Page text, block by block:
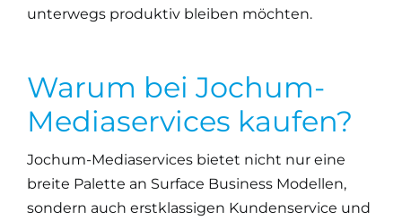
unterwegs produktiv bleiben möchten.
Warum bei Jochum-
Mediaservices kaufen?
Jochum-Mediaservices bietet nicht nur eine
breite Palette an Surface Business Modellen,
sondern auch erstklassigen Kundenservice und